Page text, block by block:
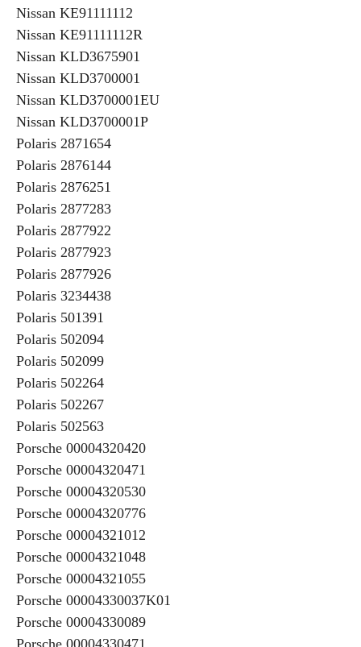
Nissan KE91111112
Nissan KE91111112R
Nissan KLD3675901
Nissan KLD3700001
Nissan KLD3700001EU
Nissan KLD3700001P
Polaris 2871654
Polaris 2876144
Polaris 2876251
Polaris 2877283
Polaris 2877922
Polaris 2877923
Polaris 2877926
Polaris 3234438
Polaris 501391
Polaris 502094
Polaris 502099
Polaris 502264
Polaris 502267
Polaris 502563
Porsche 00004320420
Porsche 00004320471
Porsche 00004320530
Porsche 00004320776
Porsche 00004321012
Porsche 00004321048
Porsche 00004321055
Porsche 00004330037K01
Porsche 00004330089
Porsche 00004330471